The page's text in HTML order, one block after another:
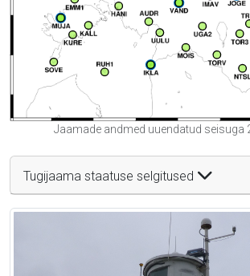
Jaamade andmed uuendatud seisuga
Tugijaama staatuse selgitused